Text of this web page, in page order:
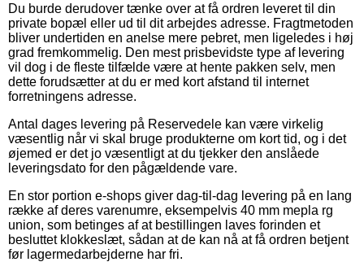
Du burde derudover tænke over at få ordren leveret til din
private bopæl eller ud til dit arbejdes adresse. Fragtmetoden
bliver undertiden en anelse mere pebret, men ligeledes i høj
grad fremkommelig. Den mest prisbevidste type af levering
vil dog i de fleste tilfælde være at hente pakken selv, men
dette forudsætter at du er med kort afstand til internet
forretningens adresse.
Antal dages levering på Reservedele kan være virkelig
væsentlig når vi skal bruge produkterne om kort tid, og i det
øjemed er det jo væsentligt at du tjekker den anslåede
leveringsdato for den pågældende vare.
En stor portion e-shops giver dag-til-dag levering på en lang
række af deres varenumre, eksempelvis 40 mm mepla rg
union, som betinges af at bestillingen laves forinden et
besluttet klokkeslæt, sådan at de kan nå at få ordren betjent
før lagermedarbejderne har fri.